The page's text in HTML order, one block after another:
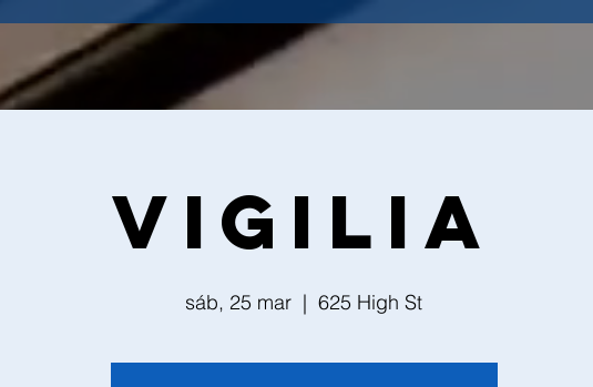
Vigilia
sáb, 25 mar
  |
625 High St